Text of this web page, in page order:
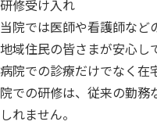
研修受け入れ
当院では医師や看護師など
地域住民の皆さまが安心し
病院での診療だけでなく在
院での研修は、従来の勤務
しれません。